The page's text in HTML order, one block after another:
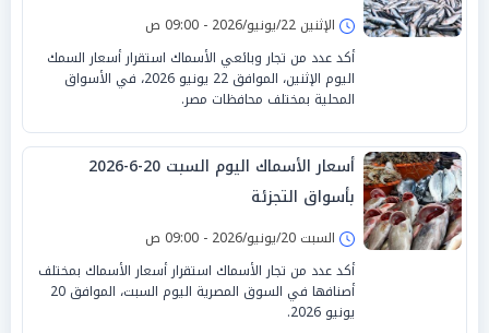
الإثنين 22/يونيو/2026 - 09:00 ص
أكد عدد من تجار وبائعي الأسماك استقرار أسعار السمك
اليوم الإثنين، الموافق 22 يونيو 2026، في الأسواق
المحلية بمختلف محافظات مصر.
أسعار الأسماك اليوم السبت 20-6-2026
بأسواق التجزئة
السبت 20/يونيو/2026 - 09:00 ص
أكد عدد من تجار الأسماك استقرار أسعار الأسماك بمختلف
أصنافها في السوق المصرية اليوم السبت، الموافق 20
يونيو 2026.